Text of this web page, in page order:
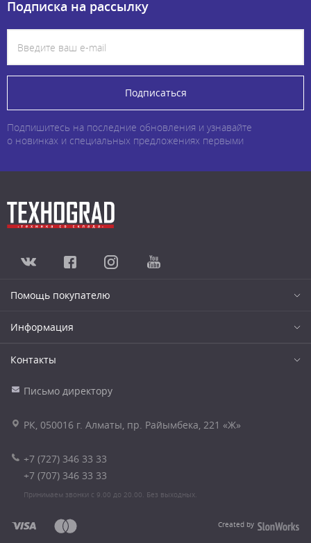
Подписка на рассылку
Подписаться
Подпишитесь на последние обновления и узнавайте
о новинках и специальных предложениях первыми
Помощь покупателю
Информация
Контакты
Письмо директору
РК, 050016 г. Алматы, пр. Райымбека, 221 «Ж»
+7 (727) 346 33 33
+7 (707) 346 33 33
Принимаем звонки с 9.00 до 20.00. Без выходных.
Created by